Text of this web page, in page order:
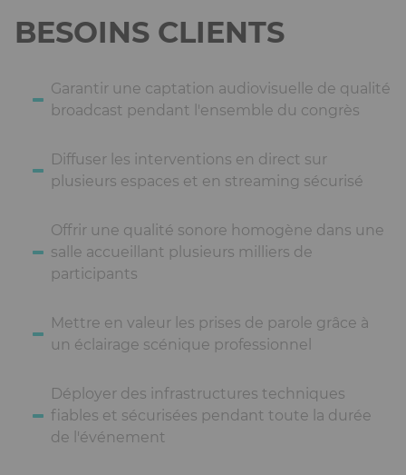
BESOINS CLIENTS
Garantir une captation audiovisuelle de qualité
broadcast pendant l'ensemble du congrès
Diffuser les interventions en direct sur
plusieurs espaces et en streaming sécurisé
Offrir une qualité sonore homogène dans une
salle accueillant plusieurs milliers de
participants
Mettre en valeur les prises de parole grâce à
un éclairage scénique professionnel
Déployer des infrastructures techniques
fiables et sécurisées pendant toute la durée
de l'événement